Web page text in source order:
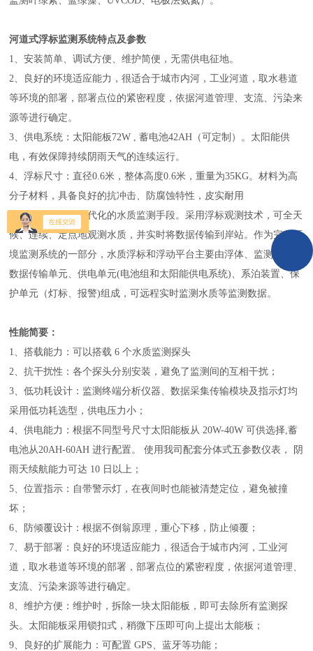
河道式浮标监测系统特点及参数
1、安装简单、调试方便、维护简便，无需供电征地。
2、良好的环境适应能力，很适合于城市内河，工业河道，取水巷道
等环境的部署，部署点位的紧密程度，依据河道管理、支流、污染来
源等进行确定。
3、供电系统：太阳能板 72W , 蓄电池42AH（可定制）。太阳能供
电，有效保障持续阴雨天气的连续运行。
4、浮标尺寸：直径0.6米，整体高度0.6米，重量为35KG。材料为高
分子材料，具备良好的抗冲击、防腐蚀特性，皮实耐用
浮标监测是一种现代化的水质监测手段。采用浮标观测技术，可全天
候、连续、定点地观测水质，并实时将数据传输到岸站。作为完整环
境监测系统的一部分，水质浮标和浮动平台主要由浮体、监测仪器、
数据传输单元、供电单元(电池组和太阳能供电系统)、系泊装置、保
护单元（灯标、报警)组成，可远程实时监测水质等监测数据。
性能简要：
1、搭载能力：可以搭载 6 个水质监测探头
2、抗干扰性：各个探头分别安装，避免了监测间的互相干扰；
3、低功耗设计：监测终端分析仪器、数据采集传输模块及指示灯均
采用低功耗选型，供电压力小；
4、供电能力：根据不同型号尺寸太阳能板从 20W-40W 可供选择,蓄
电池从20AH-60AH 进行配置。 使用我司配套分体式五参数仪表， 阴
雨天续航能力可达 10 日以上；
5、位置指示：自带警示灯，在夜间时也能被清楚定位，避免被撞
坏；
6、防倾覆设计：根据不倒翁原理，重心下移，防止倾覆；
7、易于部署：良好的环境适应能力，很适合于城市内河，工业河
道，取水巷道等环境的部署，部署点位的紧密程度，依据河道管理、
支流、污染来源等进行确定。
8、维护方便：维护时，拆除一块太阳能板，即可去除所有监测探
头。太阳能板采用锁扣式，稍微下压即可向上提出太能板；
9、良好的扩展能力：可配置 GPS、蓝牙等功能；